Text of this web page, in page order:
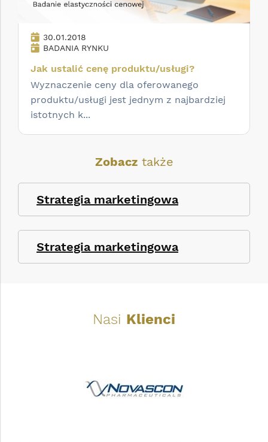
30.01.2018
BADANIA RYNKU
Jak ustalić cenę produktu/usługi?
Wyznaczenie ceny dla oferowanego
produktu/usługi jest jednym z najbardziej
istotnych k...
Zobacztakże
Strategia marketingowa
Strategia marketingowa
Nasi Klienci